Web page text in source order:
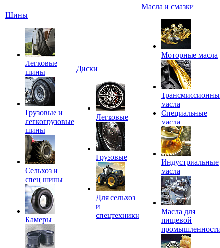
Шины
Легковые
шины
Грузовые и
легкогрузовые
шины
Сельхоз и
спец шины
Камеры
Диски
Легковые
Грузовые
Для сельхоз
и
спецтехники
Масла и смазки
Моторные масла
масла
Специальные
масла
Индустриальные
масла
Масла для
пищевой